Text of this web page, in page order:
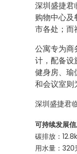
深圳盛捷君
购物中心及
市各处；而
公寓专为商
计，配备设
健身房、瑜
和会议室
深圳盛捷君
可持续发展
碳排放：
用水量：